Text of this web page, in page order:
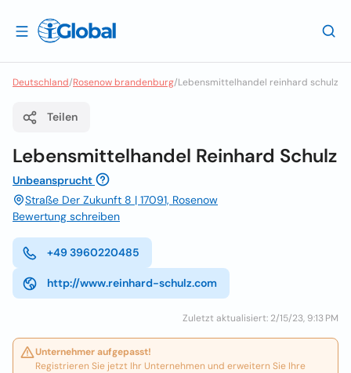
Deutschland/Rosenow brandenburg/Lebensmittelhandel reinhard schulz
Teilen
Lebensmittelhandel Reinhard Schulz
Unbeansprucht
Straße Der Zukunft 8 | 17091, Rosenow
Bewertung schreiben
+49 3960220485
http://www.reinhard-schulz.com
Zuletzt aktualisiert: 2/15/23, 9:13 PM
Unternehmer aufgepasst!
Registrieren Sie jetzt Ihr Unternehmen und erweitern Sie Ihre